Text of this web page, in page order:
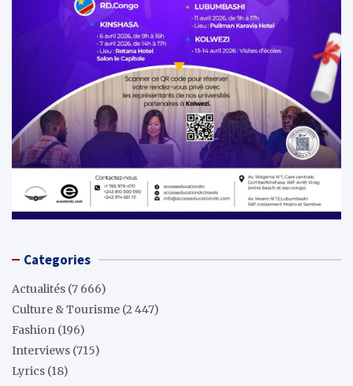
Categories
Actualités (7 666)
Culture & Tourisme (2 447)
Fashion (196)
Interviews (715)
Lyrics (18)